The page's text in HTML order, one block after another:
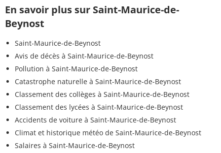
En savoir plus sur Saint-Maurice-de-
Beynost
Saint-Maurice-de-Beynost
Avis de décès à Saint-Maurice-de-Beynost
Pollution à Saint-Maurice-de-Beynost
Catastrophe naturelle à Saint-Maurice-de-Beynost
Classement des collèges à Saint-Maurice-de-Beynost
Classement des lycées à Saint-Maurice-de-Beynost
Accidents de voiture à Saint-Maurice-de-Beynost
Climat et historique météo de Saint-Maurice-de-Beynost
Salaires à Saint-Maurice-de-Beynost